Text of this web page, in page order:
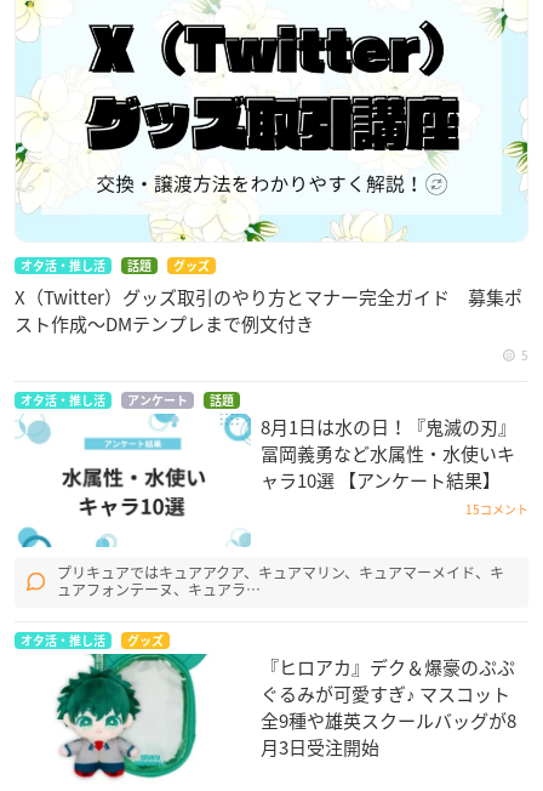
オタ活・推し活 話題 グッズ
X（Twitter）グッズ取引のやり方とマナー完全ガイド 募集ポ
スト作成〜DMテンプレまで例文付き
5
オタ活・推し活 アンケート 話題
8月1日は水の日！『鬼滅の刃』
冨岡義勇など水属性・水使いキ
ャラ10選 【アンケート結果】
15コメント
プリキュアではキュアアクア、キュアマリン、キュアマーメイド、キ
ュアフォンテーヌ、キュアラ…
オタ活・推し活 グッズ
『ヒロアカ』デク＆爆豪のぷぷ
ぐるみが可愛すぎ♪ マスコット
全9種や雄英スクールバッグが8
月3日受注開始